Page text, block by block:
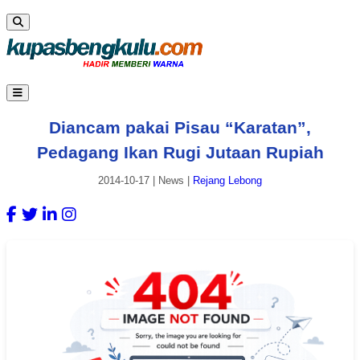
Diancam pakai Pisau “Karatan”,
Pedagang Ikan Rugi Jutaan Rupiah
2014-10-17 News Rejang Lebong